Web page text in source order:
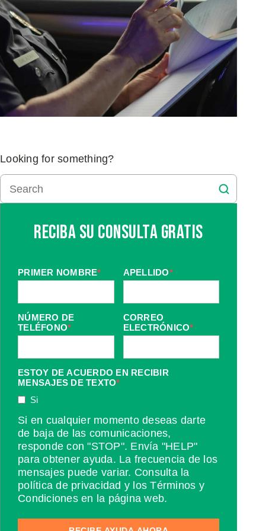
Looking for something?
Reciba Su Consulta Gratis
PRIMER NOMBRE* APELLIDO*
NÚMERO DE
TELÉFONO*
CORREO
ELECTRÓNICO*
ESTOY DE ACUERDO EN RECIBIR
MENSAJES DE TEXTO*
Si
Si en cualquier momento deseas darte
de baja de las comunicaciones,
responde con "STOP". Envía "HELP"
para obtener ayuda. La frecuencia de los
mensajes puede variar. Consulta la
política de privacidad y los Términos y
Condiciones en la página web.